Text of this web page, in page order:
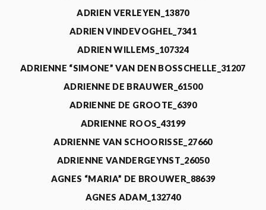
ADRIEN VERLEYEN_13870
ADRIEN VINDEVOGHEL_7341
ADRIEN WILLEMS_107324
ADRIENNE “SIMONE” VAN DEN BOSSCHELLE_31207
ADRIENNE DE BRAUWER_61500
ADRIENNE DE GROOTE_6390
ADRIENNE ROOS_43199
ADRIENNE VAN SCHOORISSE_27660
ADRIENNE VANDERGEYNST_26050
AGNES “MARIA” DE BROUWER_88639
AGNES ADAM_132740